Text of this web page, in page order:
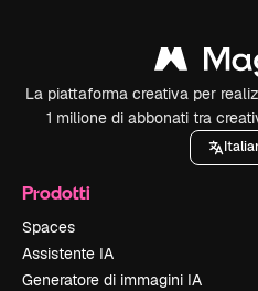
La piattaforma creativa per
1 milione di abbonati tra
Prodotti
Spaces
Assistente IA
Generatore di immagini IA